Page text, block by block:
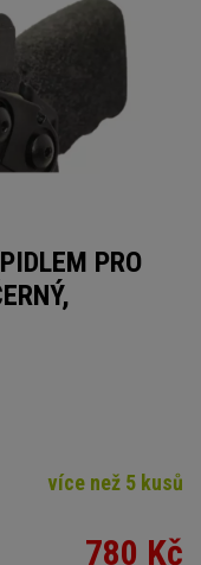
PRO
více než 5 kusů
780 Kč